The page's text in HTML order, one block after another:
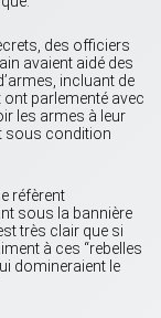
des officiers
avaient aidé des
incluant de
ont parlementé avec
les armes à leur
sous condition
réfèrent
sous la bannière
très clair que si
à ces “rebelles
domineraient le